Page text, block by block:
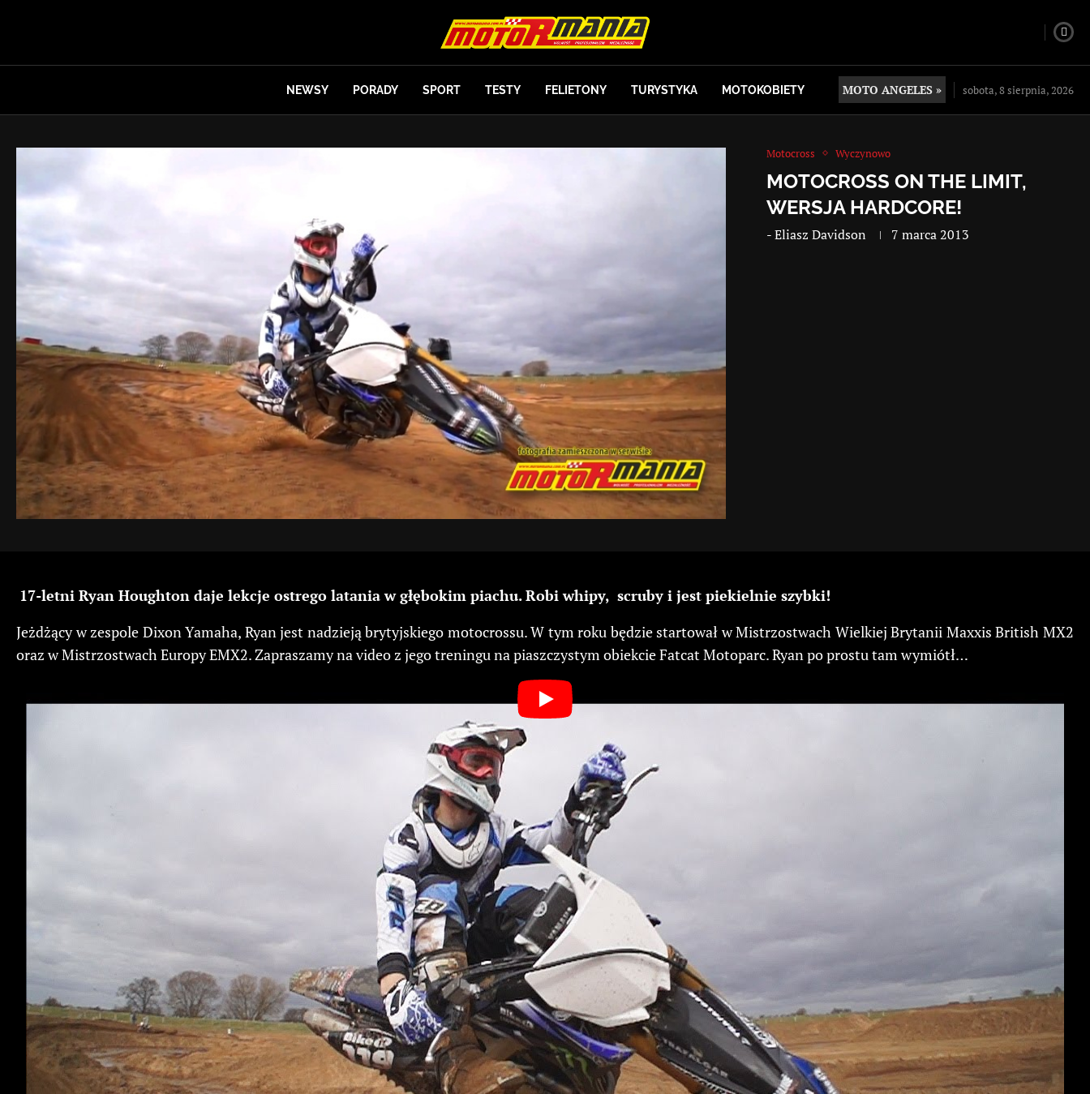
NEWSY PORADY SPORT TESTY FELIETONY TURYSTYKA MOTOKOBIETY MOTO ANGELES » sobota, 8 sierpnia, 2026
Motocross Wyczynowo
MOTOCROSS ON THE LIMIT,
WERSJA HARDCORE!
-Eliasz Davidson 7 marca 2013
17-letni Ryan Houghton daje lekcje ostrego latania w głębokim piachu.Robi whipy, scruby i jest piekielnie szybki!
Jeżdżący w zespole Dixon Yamaha, Ryan jest nadzieją brytyjskiego motocrossu. W tym roku będzie startował w Mistrzostwach Wielkiej Brytanii Maxxis British MX2
oraz w Mistrzostwach Europy EMX2. Zapraszamy na video z jego treninguna piaszczystym obiekcie Fatcat Motoparc. Ryan po prostu tam wymiótł…